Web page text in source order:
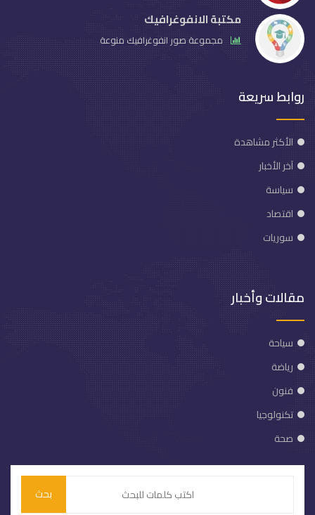
مكتبة الانفوغرافيك
مجموعة صور انفوغرافيك منوعة
روابط سريعة
الأكثر مشاهدة
آخر الأخبار
سياسة
اقتصاد
سوريات
مقالات وأخبار
سياحة
رياضة
فنون
تكنولوجيا
صحة
بحث